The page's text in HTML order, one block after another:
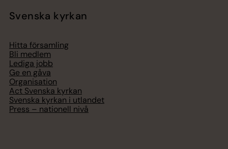
Svenska kyrkan
Hitta församling
Bli medlem
Lediga jobb
Ge en gåva
Organisation
Act Svenska kyrkan
Svenska kyrkan i utlandet
Press – nationell nivå